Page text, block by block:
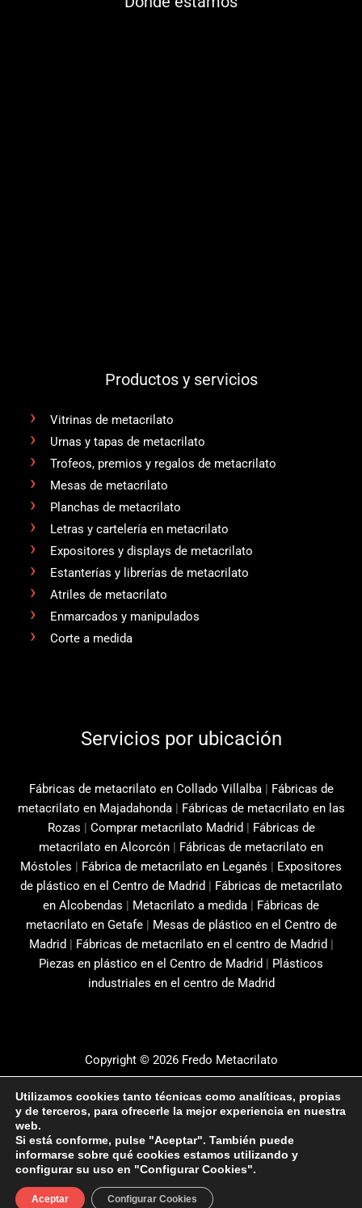
Productos y servicios
Vitrinas de metacrilato
Urnas y tapas de metacrilato
Trofeos, premios y regalos de metacrilato
Mesas de metacrilato
Planchas de metacrilato
Letras y cartelería en metacrilato
Expositores y displays de metacrilato
Estanterías y librerías de metacrilato
Atriles de metacrilato
Enmarcados y manipulados
Corte a medida
Servicios por ubicación
Fábricas de metacrilato en Collado Villalba|
Fábricas de
metacrilato en Majadahonda|
Fábricas de metacrilato en las
Rozas
Comprar metacrilato Madrid
Fábricas de
metacrilato en Alcorcón
Fábricas de metacrilato en
Móstoles
Fábrica de metacrilato en Leganés
Expositores
de plástico en el Centro de Madrid
Fábricas de metacrilato
en Alcobendas
Metacrilato a medida
Fábricas de
metacrilato en Getafe| Mesas de plástico en el Centro de
Madrid
Fábricas de metacrilato en el centro de Madrid
Piezas en plástico en el Centro de Madrid
Plásticos
industriales en el centro de Madrid
Copyright © 2026 Fredo Metacrilato
Política de privacidad
Design bySismit
Utilizamos cookies tanto técnicas como analíticas, propias
y de terceros, para ofrecerle la mejor experiencia en nuestra
web.
Si está conforme, pulse "Aceptar". También puede
informarse sobre qué cookies estamos utilizando y
configurar su uso en "Configurar Cookies".
Aceptar Configurar Cookies
¿Necesitas más información?